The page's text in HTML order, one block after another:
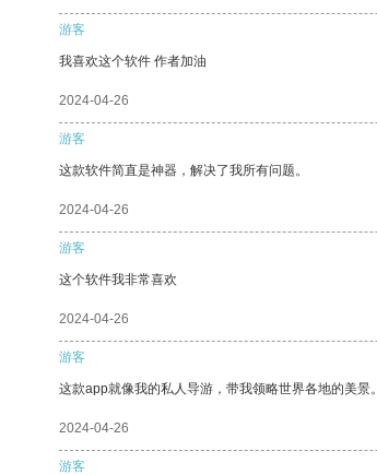
游客
我喜欢这个软件 作者加油
2024-04-26
游客
这款软件简直是神器，解决了我所有问题。
2024-04-26
游客
这个软件我非常喜欢
2024-04-26
游客
这款app就像我的私人导游，带我领略世界各地的美景。
2024-04-26
游客